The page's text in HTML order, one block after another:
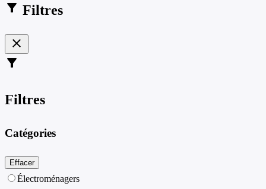
filter_alt Filtres
close
filter_alt
Filtres
Catégories
Effacer
Électroménagers